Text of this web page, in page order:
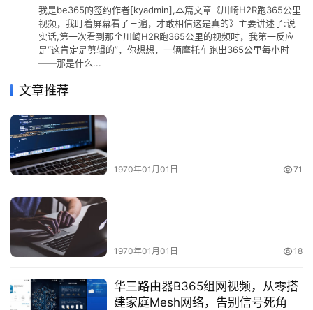
我是be365的签约作者[kyadmin],本篇文章《川崎H2R跑365公里
视频，我盯着屏幕看了三遍，才敢相信这是真的》主要讲述了:说
实话,第一次看到那个川崎H2R跑365公里的视频时，我第一反应
是“这肯定是剪辑的”，你想想，一辆摩托车跑出365公里每小时
——那是什么...
文章推荐
1970年01月01日 71
1970年01月01日 18
华三路由器B365组网视频，从零搭
建家庭Mesh网络，告别信号死角